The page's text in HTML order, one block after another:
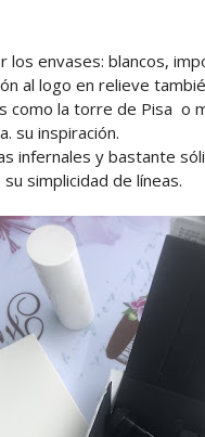
los envases: blancos,
al logo en relieve
como la torre de Pisa o
su inspiración.
infernales y bastante
simplicidad de líneas.